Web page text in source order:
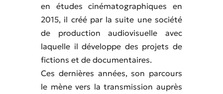
en études cinématographiques en
2015, il créé par la suite une société
de production audiovisuelle avec
laquelle il développe des projets de
fictions et de documentaires.
Ces dernières années, son parcours
le mène vers la transmission auprès